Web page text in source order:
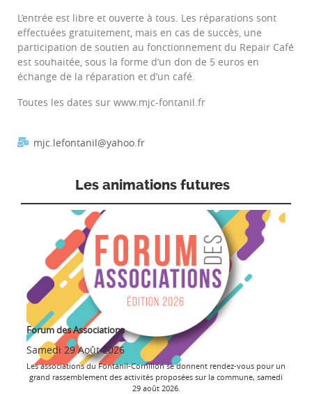
L’entrée est libre et ouverte à tous. Les réparations sont
effectuées gratuitement, mais en cas de succès, une
participation de soutien au fonctionnement du Repair Café
est souhaitée, sous la forme d’un don de 5 euros en
échange de la réparation et d’un café.
Toutes les dates sur www.mjc-fontanil.fr
mjc.lefontanil@yahoo.fr
Les animations futures
Forum des Associations
Samedi 29 Août 2026
Les associations du Fontanil-Cornillon se donnent rendez-vous pour un
grand rassemblement des activités proposées sur la commune, samedi
29 août 2026.